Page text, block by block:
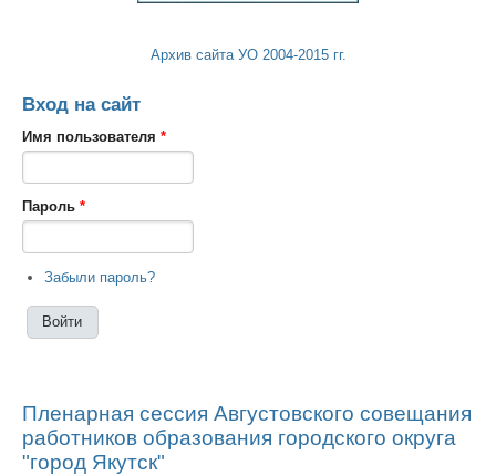
Архив сайта УО 2004-2015 гг.
Вход на сайт
Имя пользователя *
Пароль *
Забыли пароль?
Пленарная сессия Августовского совещания
работников образования городского округа
"город Якутск"